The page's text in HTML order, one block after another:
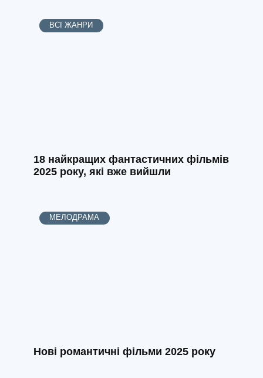
ВСІ ЖАНРИ
18 найкращих фантастичних фільмів
2025 року, які вже вийшли
МЕЛОДРАМА
Нові романтичні фільми 2025 року